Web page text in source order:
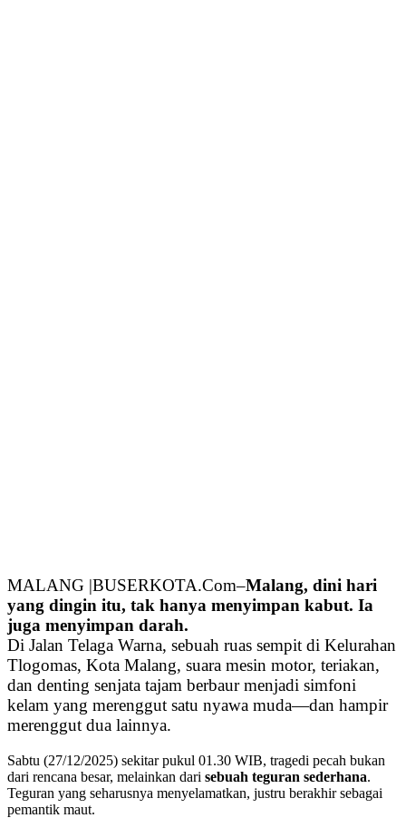
MALANG |BUSERKOTA.Com–Malang, dini hari
yang dingin itu, tak hanya menyimpan kabut. Ia
juga menyimpan darah.
Di Jalan Telaga Warna, sebuah ruas sempit di Kelurahan
Tlogomas, Kota Malang, suara mesin motor, teriakan,
dan denting senjata tajam berbaur menjadi simfoni
kelam yang merenggut satu nyawa muda—dan hampir
merenggut dua lainnya.
Sabtu (27/12/2025) sekitar pukul 01.30 WIB, tragedi pecah bukan
dari rencana besar, melainkan dari sebuah teguran sederhana.
Teguran yang seharusnya menyelamatkan, justru berakhir sebagai
pemantik maut.